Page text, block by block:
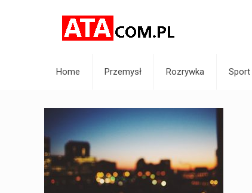
Home Przemysł Rozrywka Sport